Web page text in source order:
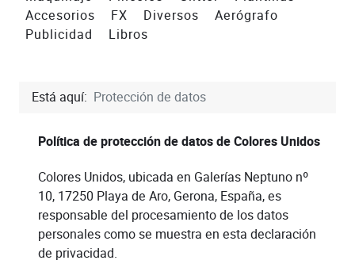
Accesorios
FX Diversos
Aerógrafo
Publicidad
Libros
Está aquí: Protección de datos
Política de protección de datos de Colores Unidos
Colores Unidos, ubicada en Galerías Neptuno nº
10, 17250 Playa de Aro, Gerona, España, es
responsable del procesamiento de los datos
personales como se muestra en esta declaración
de privacidad.